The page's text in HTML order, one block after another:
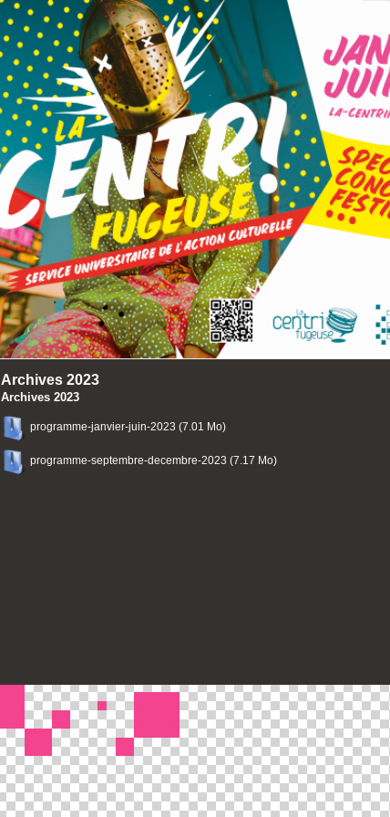
Archives 2023
Archives 2023
programme-janvier-juin-2023 (7.01 Mo)
programme-septembre-decembre-2023 (7.17 Mo)